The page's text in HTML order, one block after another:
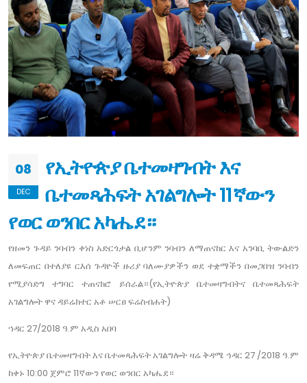
08
DEC
የኢትዮጵያ ቤተመዛግብት እና
ቤተመጻሕፍት አገልግሎት 11ኛውን
የወር ወንበር አካሔደ።
የዘመን ጉዳይ ንባብን ቀነስ አድርጎታል ቢሆንም ንባብን ለማጠናከር እና አንባቢ ትውልድን
ለመፍጠር በተለያዩ ርእሰ ጉዳዮች ዙሪያ ባለሙያዎችን ወደ ተቋማችን በመጋበዝ ንባብን
የሚያሳድግ ተግባር ተጠናክሮ ይሰራል።(የኢትዮጵያ ቤተመዛግብትና ቤተመጻሕፍት
አገልግሎት ዋና ዳይሬክተር አቶ ሠርፀ ፍሬስብሐት)
ኀዳር 27/2018 ዓ.ም አዲስ አበባ
የኢትዮጵያ ቤተመዛግብት እና ቤተመጻሕፍት አገልግሎት ዛሬ ቅዳሜ ኅዳር 27 /2018 ዓ.ም
ከቀኑ 10:00 ጀምሮ 11ኛውን የወር ወንበር አካሔደ።